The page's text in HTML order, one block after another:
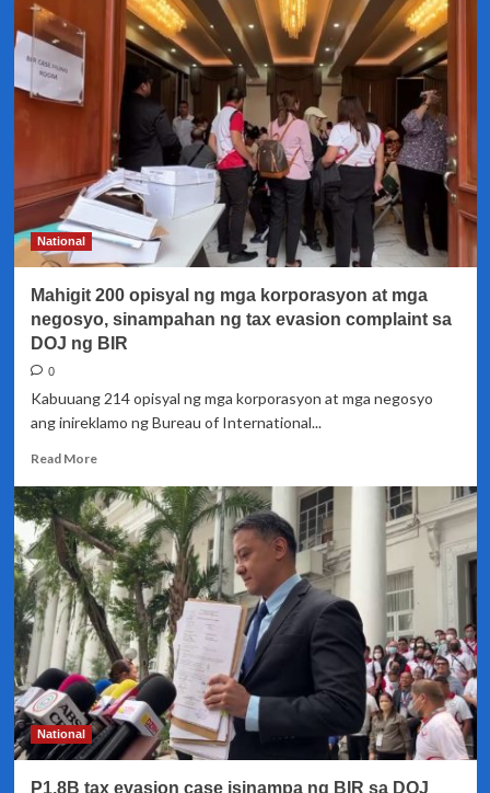
about
Korporasyon,
sinampahan
evasion
QC
National
Mahigit 200 opisyal ng mga korporasyon at mga
negosyo, sinampahan ng tax evasion complaint sa
DOJ ng BIR
0
Kabuuang 214 opisyal ng mga korporasyon at mga negosyo
ang inireklamo ng Bureau of International...
Read MoreRead
about
Mahigit
200
opisyal
ng
mga
korporasyon
at
mga
negosyo,
sinampahan
ng
tax
complaint
National
P1.8B tax evasion case isinampa ng BIR sa DOJ